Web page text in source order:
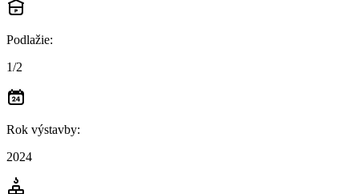
Podlažie:
1/2
Rok výstavby:
2024